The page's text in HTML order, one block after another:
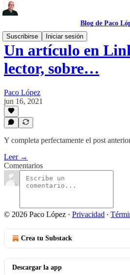
Blog de Paco
Suscribirse
Iniciar sesión
Un artículo en
lector, sobre…
Paco López
jun 16, 2021
Y completa perfectamente el post
Leer →
Comentarios
© 2026 Paco López · Privacidad ∙
Crea tu Substack
Descargar la app